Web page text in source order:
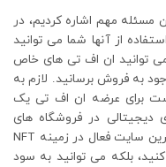
مهم اشاره کردیم، در
از آنها شما می توانید
توانید ان اف تی های خاص
به فروش برسانید. لازم به
برای عرضه ان اف تی یک
در فروشگاه های
مختلفی به فروش می رسند. با انتخاب بهترین سایت فعال در زمینه NFT
بلکه می توانید به سود